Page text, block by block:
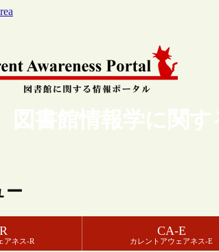
図書館情報学に関
ー
アネス-R
CA-E
カレントアウェアネス-E